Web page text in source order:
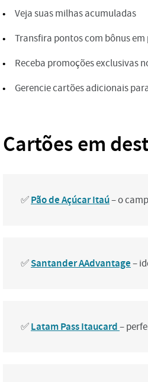
Veja suas milhas acumuladas
Transfira pontos com bônus em
Receba promoções exclusivas
Gerencie cartões adicionais
Cartões em
✅Pão de Açúcar Itaú– o
✅Santander AAdvantage–
✅Latam Pass Itaucard–